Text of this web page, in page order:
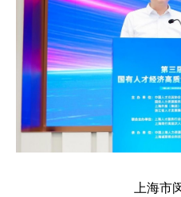
上海市